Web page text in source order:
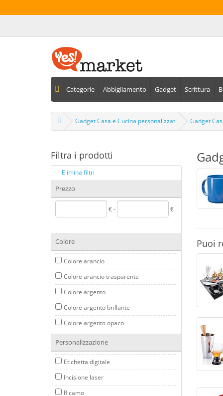
Categorie Abbigliamento Gadget Scrittura
Gadget Casa e Cucina personalizzati Gadget
Filtra i prodotti
Elimina filtri
Prezzo
€ - €
Colore
Colore arancio
Colore arancio trasparente
Colore argento
Colore argento brillante
Colore argento opaco
Colore argento/nero
Colore azzurro
Colore beige
Colore bianco
Personalizzazione
Etichetta digitale
Incisione laser
Ricamo
Puoi